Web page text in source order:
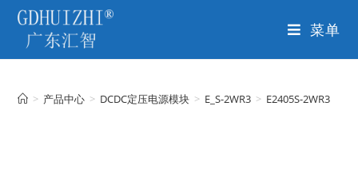
菜单
> 产品中心 > DCDC定压电源模块 > E_S-2WR3 > E2405S-2WR3